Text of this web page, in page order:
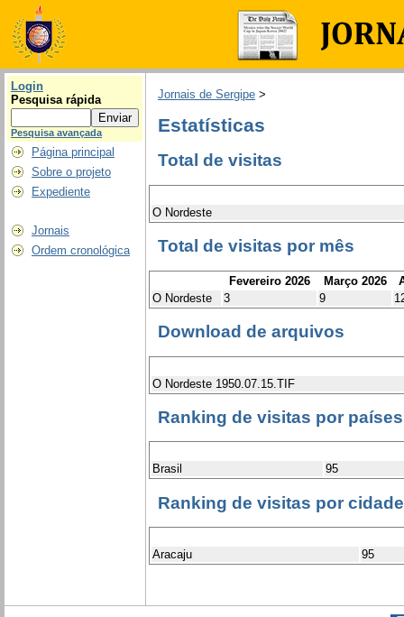
Login
Pesquisa rápida
Pesquisa avançada
Página principal
Sobre o projeto
Expediente
Jornais
Ordem cronológica
Jornais de Sergipe >
Estatísticas
Total de visitas
O Nordeste
Total de visitas por mês
Fevereiro 2026 Março 2026
O Nordeste
3 9
Download de arquivos
O Nordeste 1950.07.15.TIF
Ranking de visitas por países
Brasil 95
Ranking de visitas por
Aracaju 95